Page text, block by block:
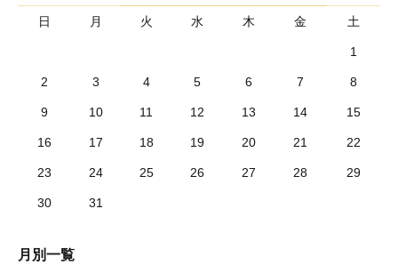
日 月 火 水 木 金 土
1
2 3 4 5 6 7 8
9 10 11 12 13 14 15
16 17 18 19 20 21 22
23 24 25 26 27 28 29
30 31
月別一覧